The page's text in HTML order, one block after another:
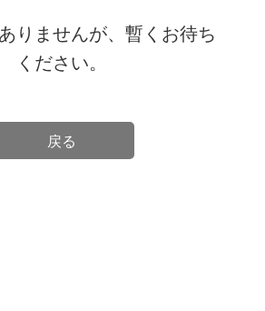
りませんが、暫くお待ち
ください。
戻る